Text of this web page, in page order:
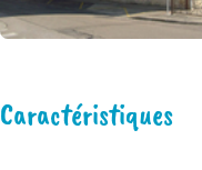
Caractéristiques